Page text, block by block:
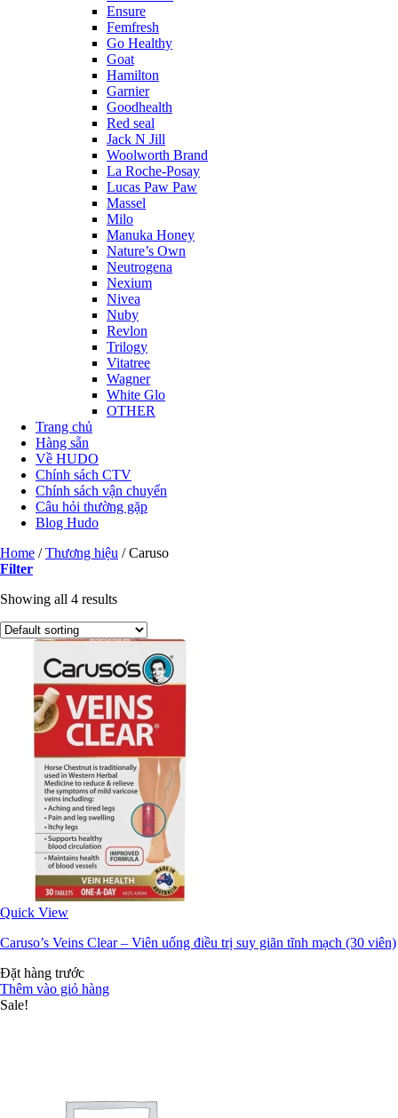
Ensure
Femfresh
Go Healthy
Goat
Hamilton
Garnier
Goodhealth
Red seal
Jack N Jill
Woolworth Brand
La Roche-Posay
Lucas Paw Paw
Massel
Milo
Manuka Honey
Nature’s Own
Neutrogena
Nexium
Nivea
Nuby
Revlon
Trilogy
Vitatree
Wagner
White Glo
OTHER
Trang chủ
Hàng sẵn
Về HUDO
Chính sách CTV
Chính sách vận chuyển
Câu hỏi thường gặp
Blog Hudo
Home / Thương hiệu /Caruso
Filter
Showing all 4 results
Quick View
Caruso’s Veins Clear – Viên uống điều trị suy giãn tĩnh mạch (30 viên)
Đặt hàng trước
Thêm vào giỏ hàng
Sale!